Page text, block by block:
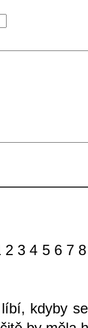
3 4 5 6 7
kdyby